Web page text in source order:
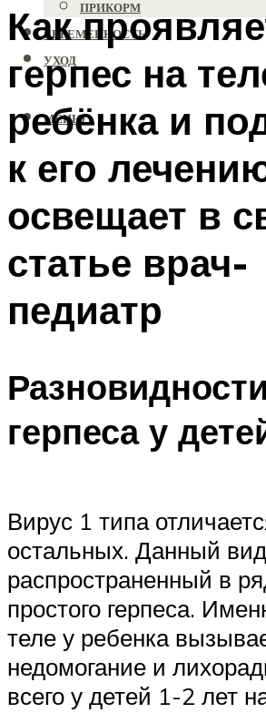
ПРИКОРМ
БЕРЕМЕННОСТЬ
УХОД
МЕНЮ
Как
герпес на
ребёнка и
к его
освещает в
статье врач-
педиатр
Разновидности
герпеса у
Вирус 1 типа
остальных. Данный
распространенный в
простого герпеса.
теле у ребенка
недомогание и
всего у детей 1-2 лет